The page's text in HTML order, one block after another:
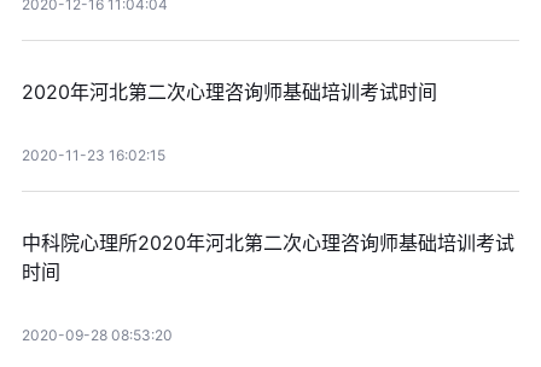
2020-12-16 11:04:04
2020年河北第二次心理咨询师基础培训考试时间
2020-11-23 16:02:15
中科院心理所2020年河北第二次心理咨询师基础培训考试
时间
2020-09-28 08:53:20